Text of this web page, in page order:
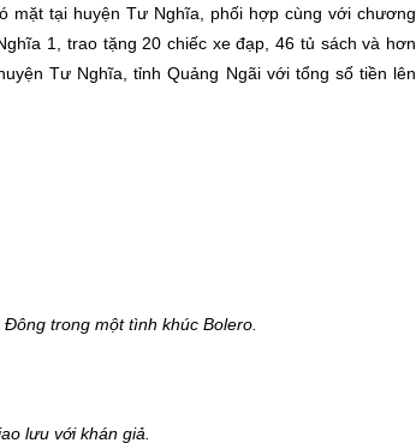
mặt tại huyện Tư Nghĩa, phối hợp cùng với chương
1, trao tặng 20 chiếc xe đạp, 46 tủ sách và hơn
Tư Nghĩa, tỉnh Quảng Ngãi với tổng số tiền lên
trong một tình khúc Bolero.
lưu với khán giả.